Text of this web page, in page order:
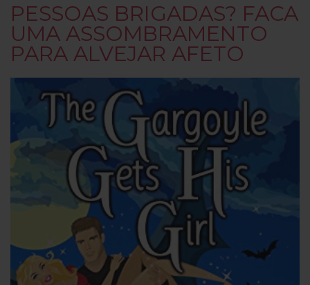
PESSOAS BRIGADAS? FACA
UMA ASSOMBRAMENTO
PARA ALVEJAR AFETO